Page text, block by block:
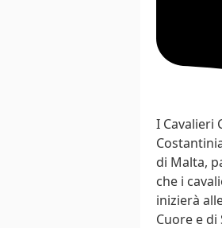
I Cavalieri
di Malta,
che i
inizierà
Cuore e